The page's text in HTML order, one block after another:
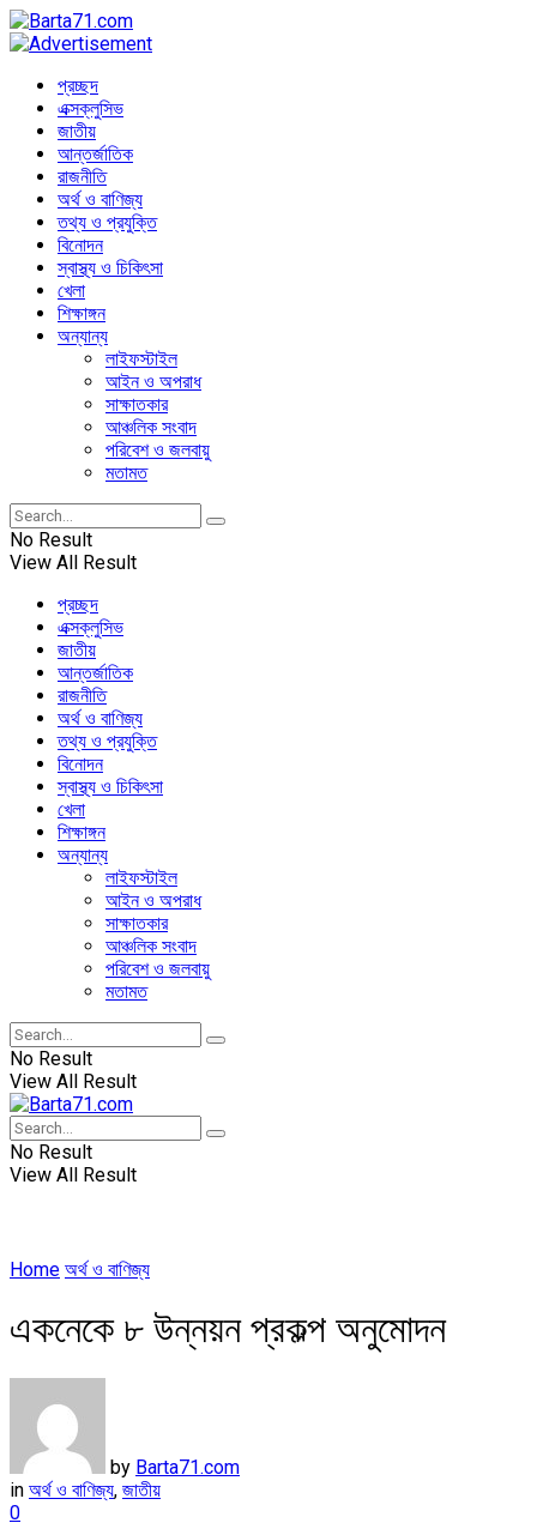
প্রচ্ছদ
এক্সক্লুসিভ
জাতীয়
আন্তর্জাতিক
রাজনীতি
অর্থ ও বাণিজ্য
তথ্য ও প্রযুক্তি
বিনোদন
স্বাস্থ্য ও চিকিৎসা
খেলা
শিক্ষাঙ্গন
অন্যান্য
লাইফস্টাইল
আইন ও অপরাধ
সাক্ষাতকার
আঞ্চলিক সংবাদ
পরিবেশ ও জলবায়ু
মতামত
No Result
View All Result
প্রচ্ছদ
এক্সক্লুসিভ
জাতীয়
আন্তর্জাতিক
রাজনীতি
অর্থ ও বাণিজ্য
তথ্য ও প্রযুক্তি
বিনোদন
স্বাস্থ্য ও চিকিৎসা
খেলা
শিক্ষাঙ্গন
অন্যান্য
লাইফস্টাইল
আইন ও অপরাধ
সাক্ষাতকার
আঞ্চলিক সংবাদ
পরিবেশ ও জলবায়ু
মতামত
No Result
View All Result
No Result
View All Result
Home অর্থ ও বাণিজ্য
একনেকে ৮ উন্নয়ন প্রকল্প অনুমোদন
by Barta71.com
in অর্থ ও বাণিজ্য, জাতীয়
0